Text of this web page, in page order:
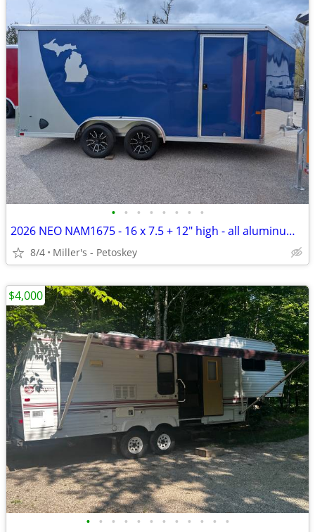
• • • • • • • •
2026 NEO NAM1675 - 16 x 7.5 + 12" high - all aluminum - SXS door
8/4 Miller's - Petoskey
• • • • • • • • • • • •
$4,000